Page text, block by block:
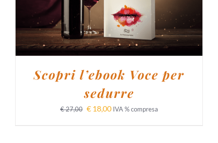
Scopri l’ebook Voce per
sedurre
€27,00 €18,00 IVA % compresa